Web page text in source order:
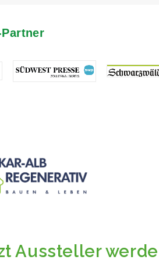
Aussteller